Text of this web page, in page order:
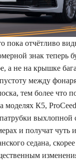
пока отчётливо
знак теперь
а не на крышке
между
тем более что
моделях К5,
выхлопной
и получат чуть
седана,